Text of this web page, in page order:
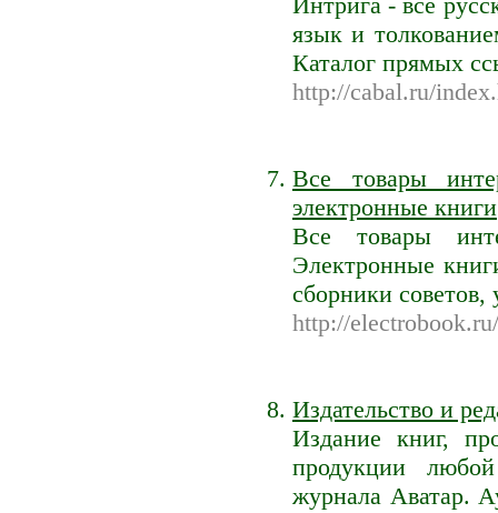
язык и
Каталог прямых
http://cabal.ru/
Все товары
электронные книги
Все товары
Электронные
сборники
http://
Издательство и
Издание книг,
продукции любой
журнала Аватар.